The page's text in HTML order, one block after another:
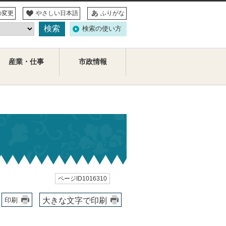
更 やさしい日本語 ふりがな
検索の使い方
産業・仕事 市政情報
ページID1016310
印刷 大きな文字で印刷